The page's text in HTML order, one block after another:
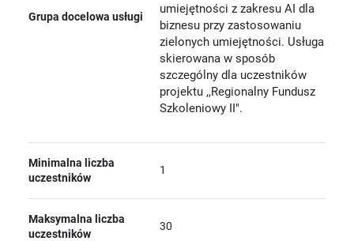
Grupa docelowa usługi
umiejętności z zakresu AI dla
biznesu przy zastosowaniu
zielonych umiejętności. Usługa
skierowana w sposób
szczególny dla uczestników
projektu ,,Regionalny Fundusz
Szkoleniowy II".
Minimalna liczba
uczestników
1
Maksymalna liczba
uczestników
30